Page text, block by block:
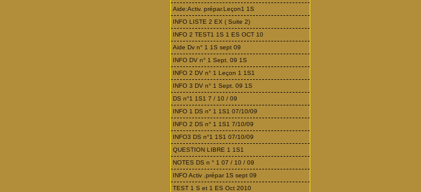
Aide:Activ. prépar.Leçon1 1S
INFO LISTE 2 EX ( Suite 2)
INFO 2 TEST1 1S 1 ES OCT 10
Aide Dv n° 1 1S sept 09
INFO DV n° 1 Sept. 09 1S
INFO 2 DV n° 1 Leçon 1 1S1
INFO 3 DV n° 1 Sept. 09 1S
DS n°1 1S1 7 / 10 / 09
INFO 1 DS n° 1 1S1 07/10/09
INFO 2 DS n° 1 1S1 7/10/09
INFO3 DS n°1 1S1 07/10/09
QUESTION LIBRE 1 1S1
NOTES DS n ° 1 07 / 10 / 09
INFO Activ .prépar 1S sept 09
TEST 1 S et 1 ES Oct 2010